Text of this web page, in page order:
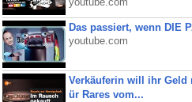
youtube.com
Das passiert, wenn DIE
youtube.com
Verkäuferin will ihr Geld
ür Rares vom...